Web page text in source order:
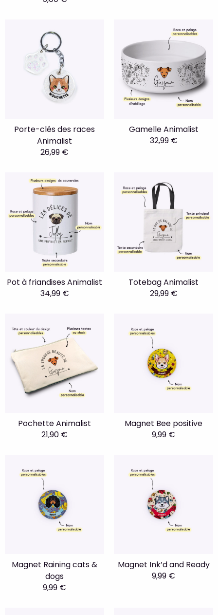
Porte-clés des races
Animalist
26,99 €
Gamelle Animalist
32,99 €
Pot à friandises Animalist
34,99 €
Totebag Animalist
29,99 €
Pochette Animalist
21,90 €
Magnet Bee positive
9,99 €
Magnet Raining cats &
dogs
9,99 €
Magnet Ink’d and Ready
9,99 €